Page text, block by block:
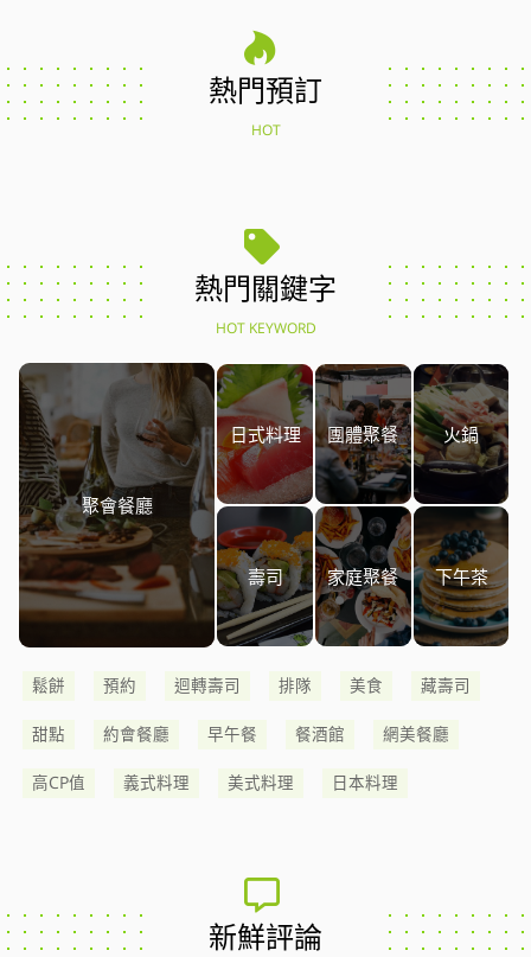
熱門預訂
HOT
熱門關鍵字
HOT KEYWORD
聚會餐廳
日式料理 團體聚餐 火鍋
壽司 家庭聚餐 下午茶
鬆餅 預約 迴轉壽司 排隊 美食 藏壽司
甜點 約會餐廳 早午餐 餐酒館 網美餐廳
高CP值 義式料理 美式料理 日本料理
新鮮評論